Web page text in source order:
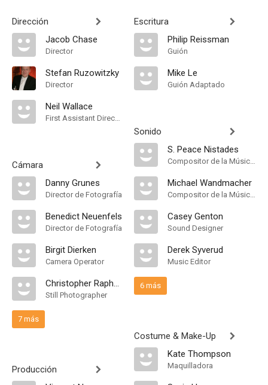
Dirección
Jacob Chase
Director
Stefan Ruzowitzky
Director
Neil Wallace
First Assistant Director
Cámara
Danny Grunes
Director de Fotografía
Benedict Neuenfels
Director de Fotografía
Birgit Dierken
Camera Operator
Christopher Raphael
Still Photographer
7 más
Producción
Escritura
Philip Reissman
Guión
Mike Le
Guión Adaptado
Sonido
S. Peace Nistades
Compositor de la Música Original
Michael Wandmacher
Compositor de la Música Original
Casey Genton
Sound Designer
Derek Syverud
Music Editor
6 más
Costume & Make-Up
Kate Thompson
Maquilladora